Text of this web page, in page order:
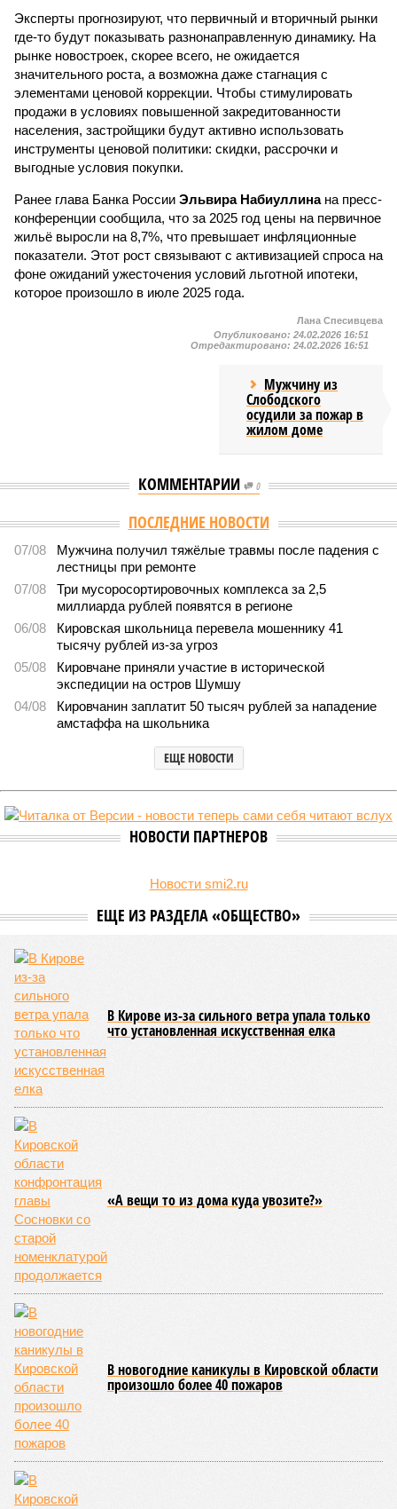
Эксперты прогнозируют, что первичный и вторичный рынки
где-то будут показывать разнонаправленную динамику. На
рынке новостроек, скорее всего, не ожидается
значительного роста, а возможна даже стагнация с
элементами ценовой коррекции. Чтобы стимулировать
продажи в условиях повышенной закредитованности
населения, застройщики будут активно использовать
инструменты ценовой политики: скидки, рассрочки и
выгодные условия покупки.
Ранее глава Банка России Эльвира Набиуллинана пресс-
конференции сообщила, что за 2025 год цены на первичное
жильё выросли на 8,7%, что превышает инфляционные
показатели. Этот рост связывают с активизацией спроса на
фоне ожиданий ужесточения условий льготной ипотеки,
которое произошло в июле 2025 года.
Лана Спесивцева
Опубликовано: 24.02.2026 16:51
Отредактировано: 24.02.2026 16:51
Мужчину из
Слободского
осудили за пожар в
жилом доме
КОММЕНТАРИИ 0
ПОСЛЕДНИЕ НОВОСТИ
07/08
Мужчина получил тяжёлые травмы после падения с
лестницы при ремонте
07/08
Три мусоросортировочных комплекса за 2,5
миллиарда рублей появятся в регионе
06/08
Кировская школьница перевела мошеннику 41
тысячу рублей из-за угроз
05/08
Кировчане приняли участие в исторической
экспедиции на остров Шумшу
04/08
Кировчанин заплатит 50 тысяч рублей за нападение
амстаффа на школьника
ЕЩЕ НОВОСТИ
НОВОСТИ ПАРТНЕРОВ
Новости smi2.ru
ЕЩЕ ИЗ РАЗДЕЛА «ОБЩЕСТВО»
В Кирове из-за сильного ветра упала только
что установленная искусственная елка
«А вещи то из дома куда увозите?»
В новогодние каникулы в Кировской области
произошло более 40 пожаров